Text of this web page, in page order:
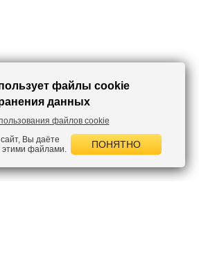
файлы cookie
данных
файлов cookie
Вы даёте
этими файлами.
ПОНЯТНО